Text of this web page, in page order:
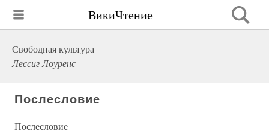
ВикиЧтение
Свободная культура
Лессиг Лоуренс
Послесловие
Послесловие